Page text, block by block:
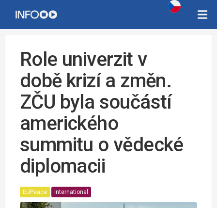
Role univerzit v
době krizí a změn.
ZČU byla součástí
amerického
summitu o vědecké
diplomacii
EUPeace International